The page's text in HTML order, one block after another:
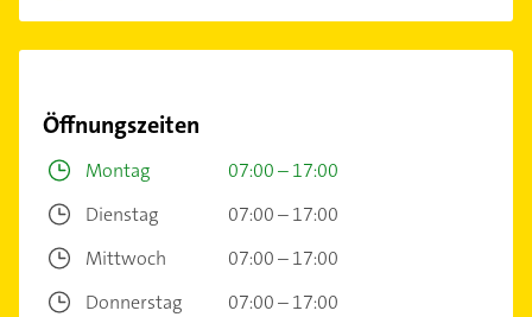
Öffnungszeiten
Montag
07:00 – 17:00
Dienstag
07:00 – 17:00
Mittwoch
07:00 – 17:00
Donnerstag
07:00 – 17:00